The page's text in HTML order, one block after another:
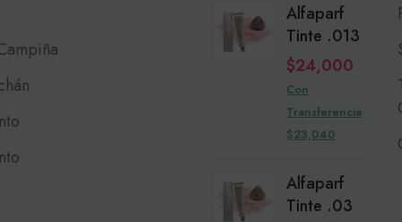
Alfaparf
Tinte .013
$24,000
Con
Transferencia
$23,040
Alfaparf
Tinte .03